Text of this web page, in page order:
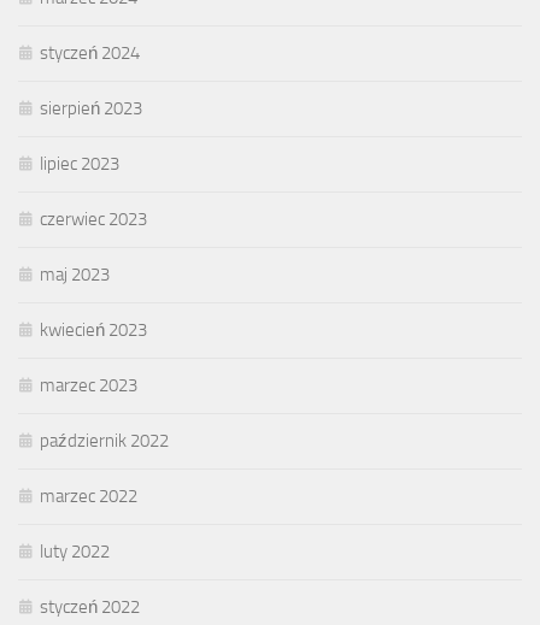
styczeń 2024
sierpień 2023
lipiec 2023
czerwiec 2023
maj 2023
kwiecień 2023
marzec 2023
październik 2022
marzec 2022
luty 2022
styczeń 2022